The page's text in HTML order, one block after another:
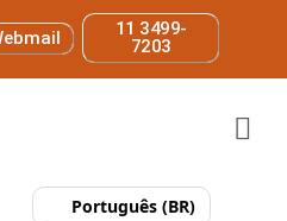
11 3499-
7203
Português (BR)